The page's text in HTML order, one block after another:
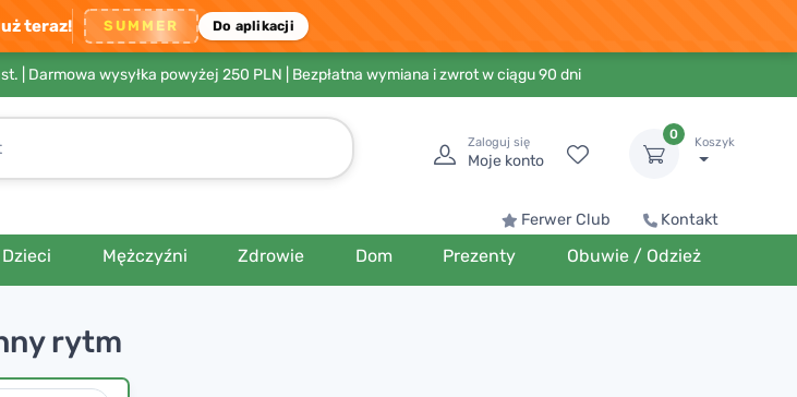
teraz! SUMMER Do aplikacji
| Darmowa wysyłka powyżej 250 PLN | Bezpłatna wymiana i zwrot w ciągu 90 dni
Zaloguj się
Moje konto
0
Koszyk
Ferwer Club Kontakt
Dzieci Mężczyźni Zdrowie Dom Prezenty Obuwie / Odzież
rytm